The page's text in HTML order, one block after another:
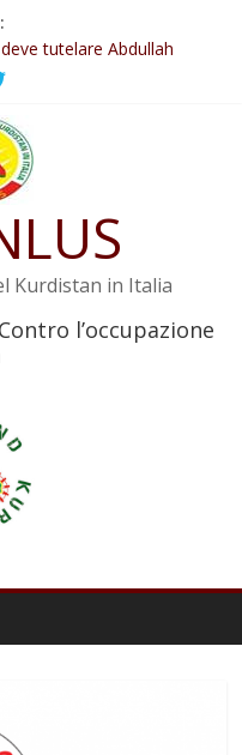
essere trasformata in
tutelare Abdullah
è di nuovo sotto minaccia
Apo ostacolerebbe
contro i crimini di guerra
Kurdistan in Italia
l’occupazione